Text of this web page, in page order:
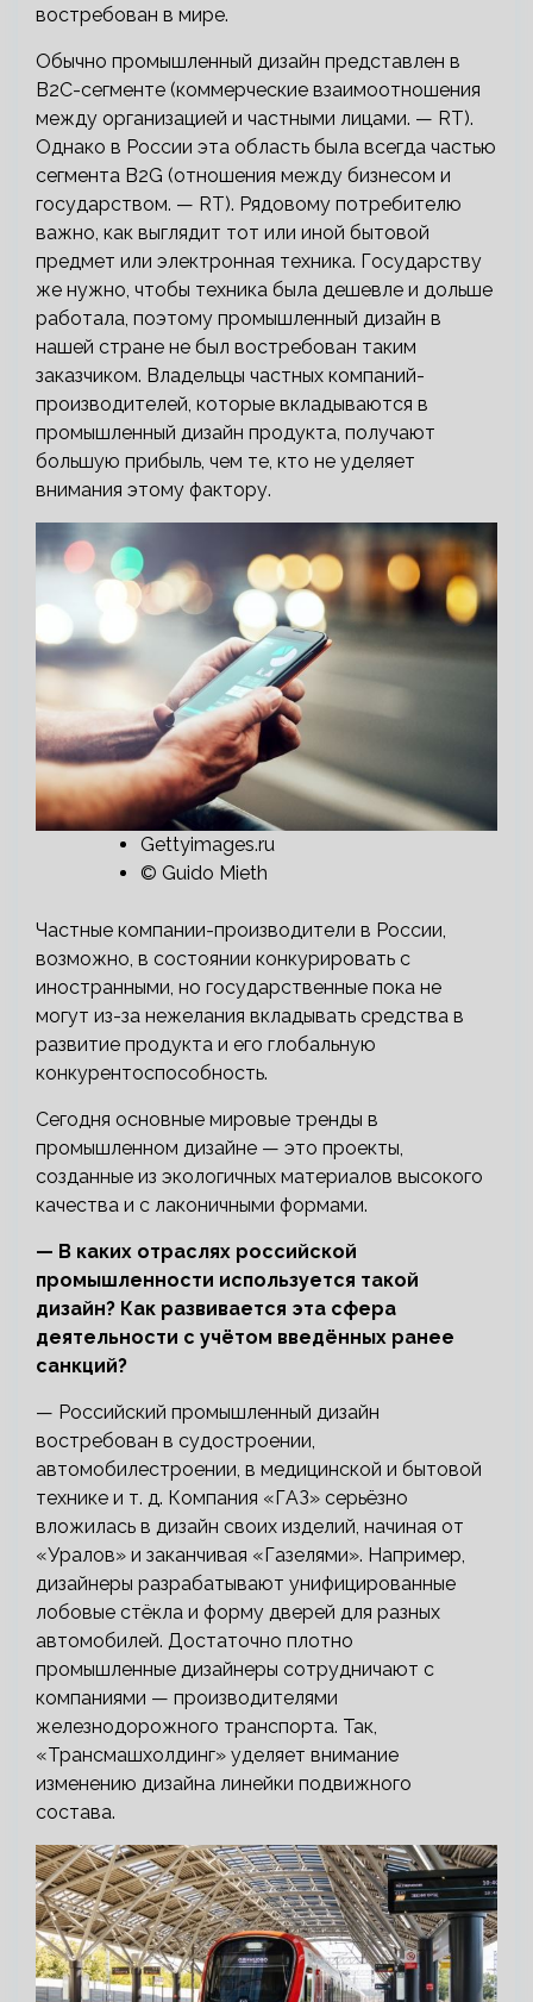
востребован в мире.
Обычно промышленный дизайн представлен в
B2C-сегменте (коммерческие взаимоотношения
между организацией и частными лицами. — RT).
Однако в России эта область была всегда частью
сегмента B2G (отношения между бизнесом и
государством. — RT). Рядовому потребителю
важно, как выглядит тот или иной бытовой
предмет или электронная техника. Государству
же нужно, чтобы техника была дешевле и дольше
работала, поэтому промышленный дизайн в
нашей стране не был востребован таким
заказчиком. Владельцы частных компаний-
производителей, которые вкладываются в
промышленный дизайн продукта, получают
большую прибыль, чем те, кто не уделяет
внимания этому фактору.
Gettyimages.ru
© Guido Mieth
Частные компании-производители в России,
возможно, в состоянии конкурировать с
иностранными, но государственные пока не
могут из-за нежелания вкладывать средства в
развитие продукта и его глобальную
конкурентоспособность.
Сегодня основные мировые тренды в
промышленном дизайне — это проекты,
созданные из экологичных материалов высокого
качества и с лаконичными формами.
— В каких отраслях российской
промышленности используется такой
дизайн? Как развивается эта сфера
деятельности с учётом введённых ранее
санкций?
— Российский промышленный дизайн
востребован в судостроении,
автомобилестроении, в медицинской и бытовой
технике и т. д. Компания «ГАЗ» серьёзно
вложилась в дизайн своих изделий, начиная от
«Уралов» и заканчивая «Газелями». Например,
дизайнеры разрабатывают унифицированные
лобовые стёкла и форму дверей для разных
автомобилей. Достаточно плотно
промышленные дизайнеры сотрудничают с
компаниями — производителями
железнодорожного транспорта. Так,
«Трансмашхолдинг» уделяет внимание
изменению дизайна линейки подвижного
состава.